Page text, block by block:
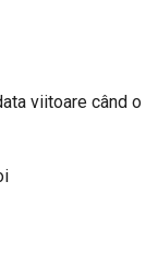
viitoare când o